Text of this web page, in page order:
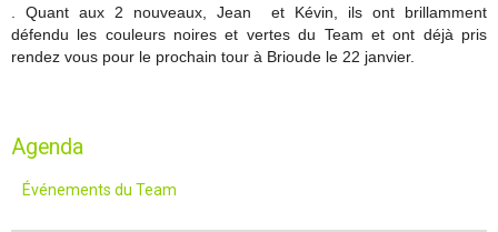
. Quant aux 2 nouveaux, Jean et Kévin, ils ont brillamment
défendu les couleurs noires et vertes du Team et ont déjà pris
rendez vous pour le prochain tour à Brioude le 22 janvier.
Agenda
Événements du Team